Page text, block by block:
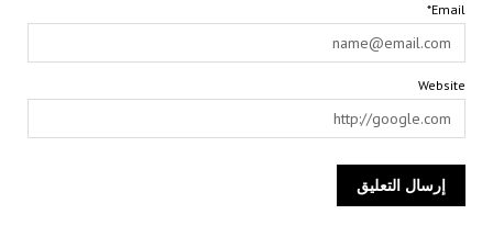
Email*
Website